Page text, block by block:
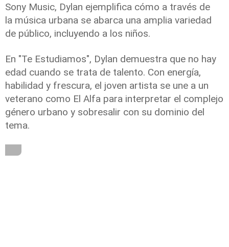
Sony Music, Dylan ejemplifica cómo a través de
la música urbana se abarca una amplia variedad
de público, incluyendo a los niños.
En "Te Estudiamos", Dylan demuestra que no hay
edad cuando se trata de talento. Con energía,
habilidad y frescura, el joven artista se une a un
veterano como El Alfa para interpretar el complejo
género urbano y sobresalir con su dominio del
tema.